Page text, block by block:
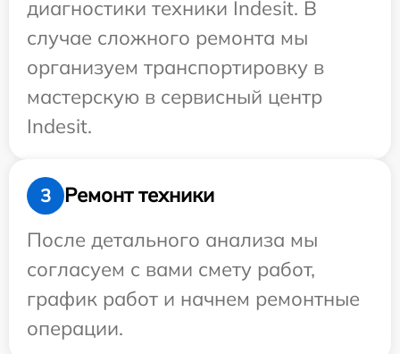
диагностики техники Indesit. В
случае сложного ремонта мы
организуем транспортировку в
мастерскую в сервисный центр
Indesit.
3
Ремонт техники
После детального анализа мы
согласуем с вами смету работ,
график работ и начнем ремонтные
операции.